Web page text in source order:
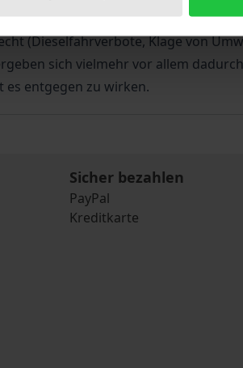
Bei näherer Betrachtung
(Dieselfahrverbote, Klage von
sich vielmehr vor allem
es entgegen zu wirken.
Sicher bezahlen
PayPal
Kreditkarte